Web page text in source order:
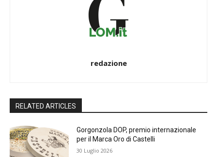
redazione
RELATED ARTICLES
Gorgonzola DOP, premio internazionale
per il Marca Oro di Castelli
30 Luglio 2026